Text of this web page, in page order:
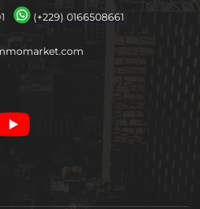
(+229) 0166508661